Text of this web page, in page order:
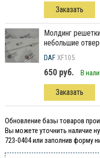
Заказать
молдинг решетки радиатора нижн. б/у \ 3
небольшие
DAFXF105
650 руб. В
Заказать
Обновление базы товаров
Вы можете уточнить наличие
723-0404 или заполнив форму